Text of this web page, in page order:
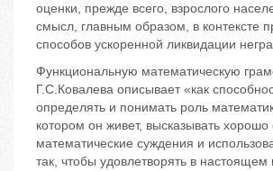
оценки, прежде всего, взрослого
смысл, главным образом, в контексте
способов ускоренной ликвидации
Функциональную математическую
Г.С.Ковалева описывает «как
определять и понимать роль
котором он живет, высказывать
математические суждения и
так, чтобы удовлетворять в